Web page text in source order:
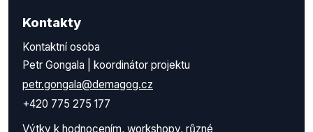
Kontakty
Kontaktní osoba
Petr Gongala | koordinátor projektu
petr.gongala@demagog.cz
+420 775 275 177
Výtky k hodnocením, workshopy, různé